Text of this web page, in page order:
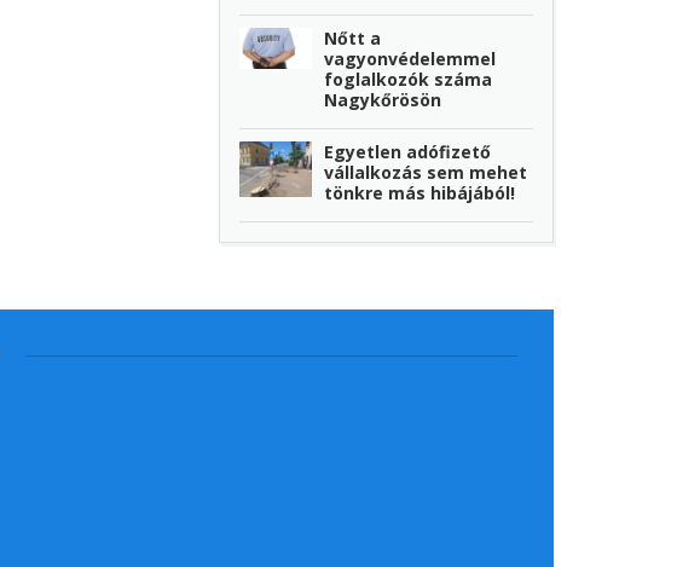
Nőtt a
vagyonvédelemmel
foglalkozók száma
Nagykőrösön
Egyetlen adófizető
vállalkozás sem mehet
tönkre más hibájából!